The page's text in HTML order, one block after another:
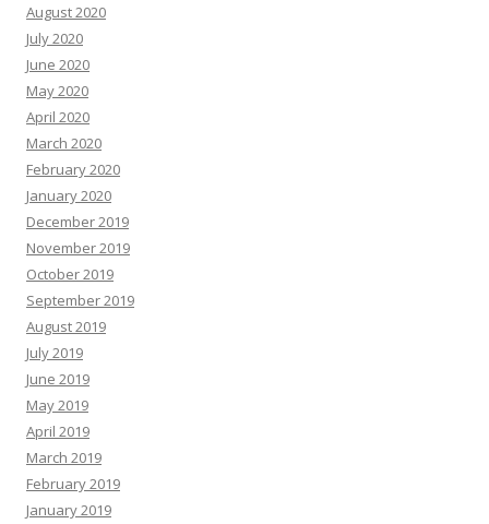
August 2020
July 2020
June 2020
May 2020
April 2020
March 2020
February 2020
January 2020
December 2019
November 2019
October 2019
September 2019
August 2019
July 2019
June 2019
May 2019
April 2019
March 2019
February 2019
January 2019